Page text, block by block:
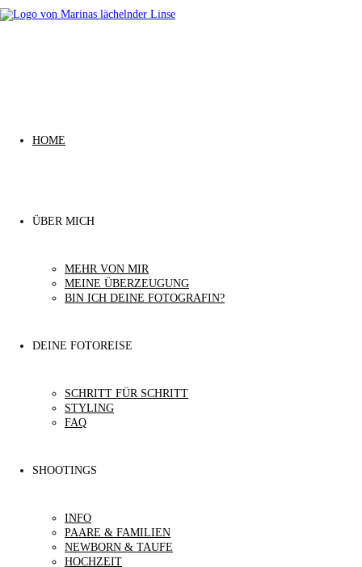
Zurück
zum
HOME
ÜBER MICH
MEHR VON MIR
MEINE ÜBERZEUGUNG
BIN ICH DEINE FOTOGRAFIN?
DEINE FOTOREISE
SCHRITT FÜR SCHRITT
STYLING
FAQ
SHOOTINGS
INFO
PAARE & FAMILIEN
NEWBORN & TAUFE
HOCHZEIT